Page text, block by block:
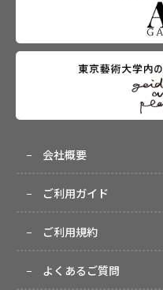
会社概要
ご利用ガイド
ご利用規約
よくあるご質問